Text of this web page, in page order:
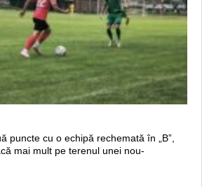
puncte cu o echipă rechemată în „B”,
mai mult pe terenul unei nou-